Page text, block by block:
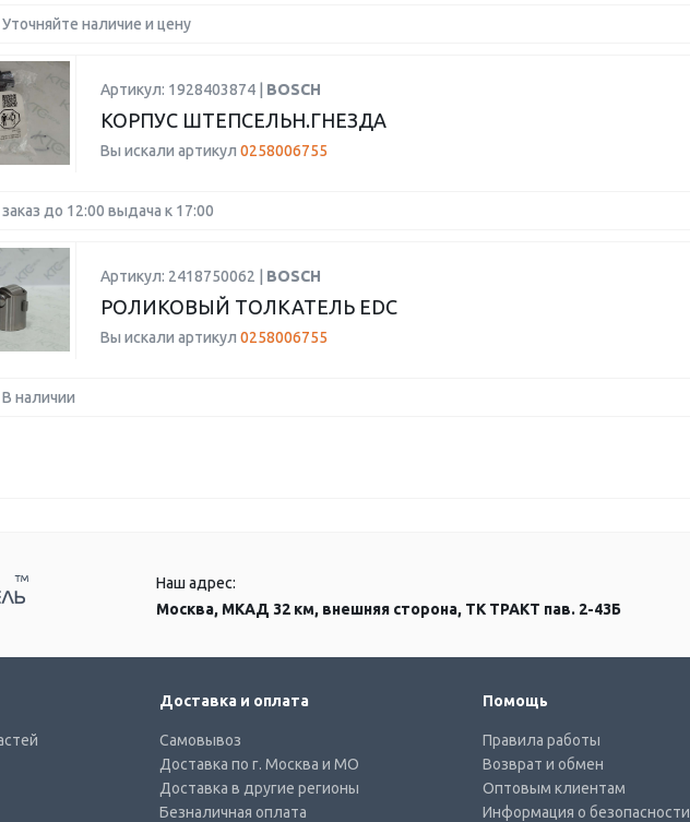
наличие и цену
Артикул: 1928403874 | BOSCH
КОРПУС ШТЕПСЕЛЬН.ГНЕЗДА
Вы искали артикул 0258006755
до 12:00 выдача к 17:00
Артикул: 2418750062 | BOSCH
РОЛИКОВЫЙ ТОЛКАТЕЛЬ EDC
Вы искали артикул 0258006755
наличии
Наш адрес:
Москва, МКАД 32 км, внешняя сторона, ТК ТРАКТ пав. 2-43Б
Доставка и оплата
Самовывоз
Доставка по г. Москва и МО
Доставка в другие регионы
Безналичная оплата
Помощь
Правила работы
Возврат и обмен
Оптовым клиентам
Информация о безопасности